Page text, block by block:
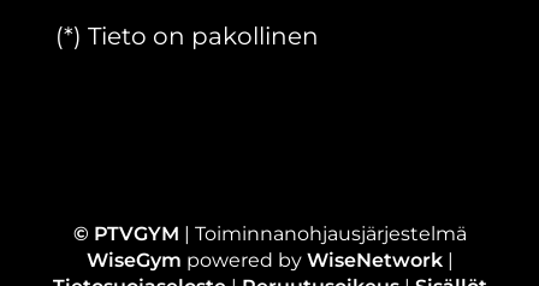
(*) Tieto on pakollinen
© PTVGYM | Toiminnanohjausjärjestelmä
WiseGym powered by WiseNetwork|